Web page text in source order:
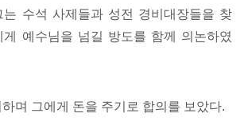
는 수석 사제들과 성전 경비대장들을 찾
게 예수님을 넘길 방도를 함께 의논하였
며 그에게 돈을 주기로 합의를 보았다.